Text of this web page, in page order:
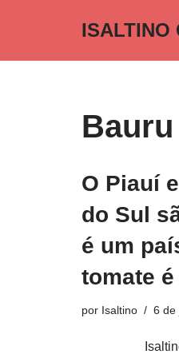
ISALTINO
Bauru
O Piauí
do Sul
é um
tomate
por Isaltino 6 de